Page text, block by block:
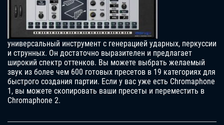
универсальный инструмент с генерацией ударных, перкуссии
и струнных. Он достаточно выразителен и предлагает
широкий спектр оттенков. Вы можете выбрать желаемый
звук из более чем 600 готовых пресетов в 19 категориях для
быстрого создания партии. Если у вас уже есть Chromaphone
1, вы можете скопировать ваши пресеты и переместить в
Chromaphone 2.